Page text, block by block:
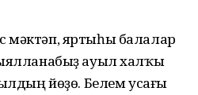
яртыһы балалар
ауыл халҡы
йөҙө. Белем усағы